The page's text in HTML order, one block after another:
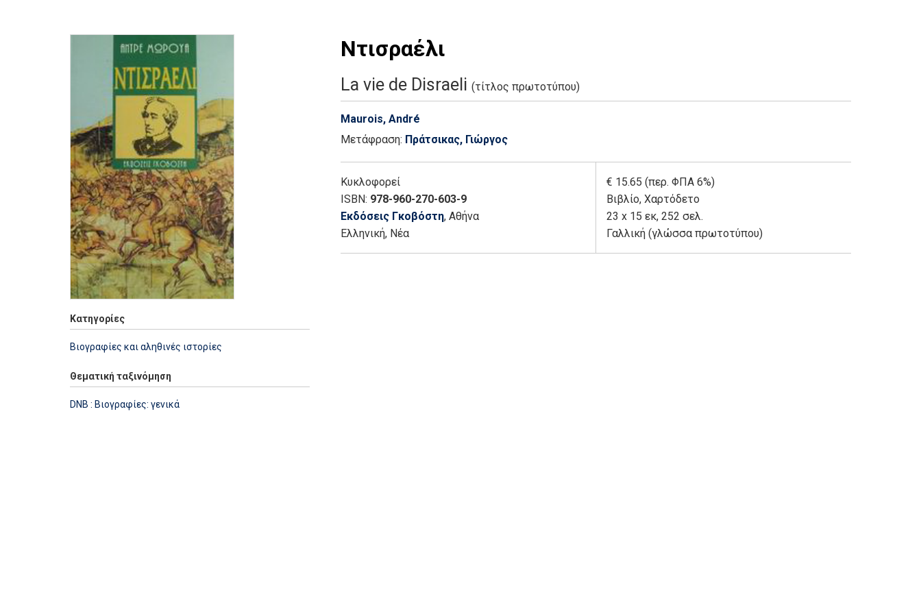
Κατηγορίες
Βιογραφίες και αληθινές ιστορίες
Θεματική ταξινόμηση
DNB : Βιογραφίες: γενικά
Ντισραέλι
La vie de Disraeli (τίτλος πρωτοτύπου)
Maurois, André
Μετάφραση: Πράτσικας, Γιώργος
Κυκλοφορεί
ISBN: 978-960-270-603-9
Εκδόσεις Γκοβόστη, Αθήνα
Ελληνική, Νέα
€ 15.65 (περ. ΦΠΑ 6%)
Βιβλίο, Χαρτόδετο
23 x 15 εκ, 252 σελ.
Γαλλική (γλώσσα πρωτοτύπου)